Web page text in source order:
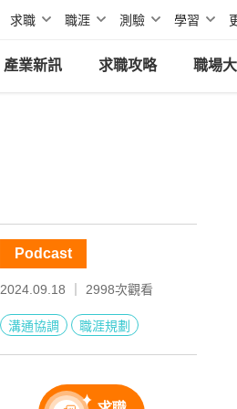
求職 職涯 測驗 學習
產業新訊 求職攻略 職場
Podcast
2024.09.18 ｜ 2998次觀看
溝通協調 職涯規劃